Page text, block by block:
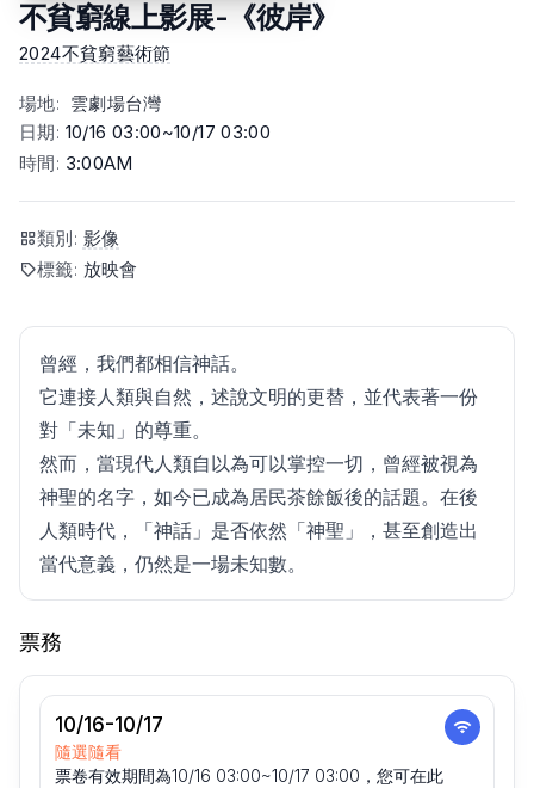
不貧窮線上影展-《彼岸》
2024不貧窮藝術節
場地: 雲劇場台灣
日期: 10/16 03:00~10/17 03:00
時間: 3:00AM
類別: 影像
標籤: 放映會
曾經，我們都相信神話。
它連接人類與自然，述說文明的更替，並代表著一份
對「未知」的尊重。
然而，當現代人類自以為可以掌控一切，曾經被視為
神聖的名字，如今已成為居民茶餘飯後的話題。在後
人類時代，「神話」是否依然「神聖」，甚至創造出
當代意義，仍然是一場未知數。
票務
10/16-10/17
隨選隨看
票卷有效期間為10/16 03:00~10/17 03:00，您可在此